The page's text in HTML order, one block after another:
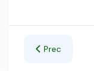
Articolo
Prec